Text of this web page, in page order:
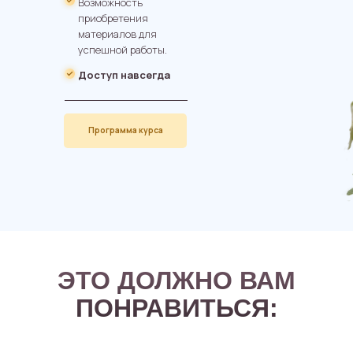
Программа курса
приобретения
материалов для
успешной работы.
Доступ навсегда
ЭТО ДОЛЖНО ВАМ
ПОНРАВИТЬСЯ: